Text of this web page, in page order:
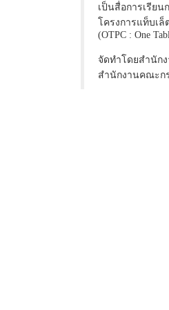
เป็นสื่อการเรีย
โครงการแท็บเ
(OTPC : One
จัดทำโดยสำนัก
สำนักงานคณะก